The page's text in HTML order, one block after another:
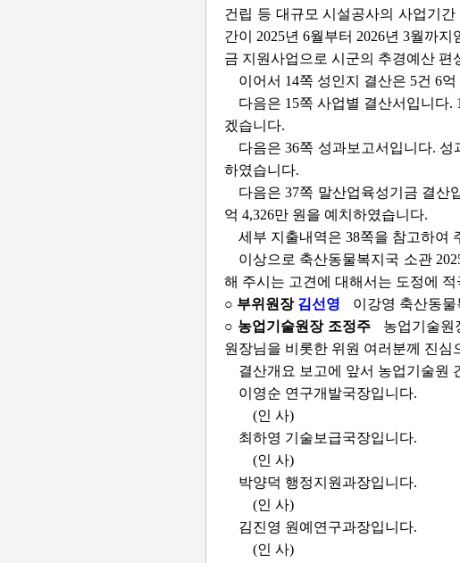
건립 등 대규모 시설공사의 사업기
간이 2025년 6월부터 2026년 3월까
금 지원사업으로 시군의 추경예산
이어서 14쪽 성인지 결산은 5건 6
다음은 15쪽 사업별 결산서입니다
겠습니다.
다음은 36쪽 성과보고서입니다.
하였습니다.
다음은 37쪽 말산업육성기금 결산
억 4,326만 원을 예치하였습니다.
세부 지출내역은 38쪽을 참고하여
이상으로 축산동물복지국 소관
해 주시는 고견에 대해서는 도정에
○ 부위원장 김선영
이강영 축산동
○ 농업기술원장 조정주
농업기술원
원장님을 비롯한 위원 여러분께 진심
결산개요 보고에 앞서 농업기술원
이영순 연구개발국장입니다.
(인 사)
최하영 기술보급국장입니다.
(인 사)
박양덕 행정지원과장입니다.
(인 사)
김진영 원예연구과장입니다.
(인 사)